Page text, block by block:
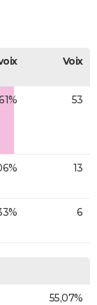
Voix
53
13
6
55,07%